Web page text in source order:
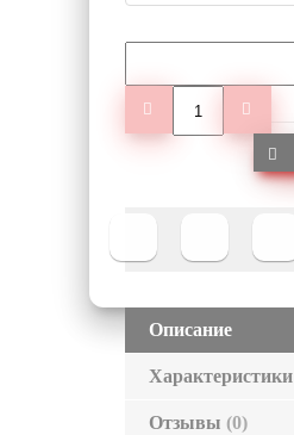
Описание
Характеристики
Отзывы (0)